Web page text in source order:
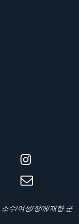
소수/여성/장애/재향 군